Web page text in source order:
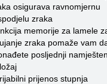
osigurava ravnomjernu
zraka
memorije za lamele
zraka pomaže vam
posljednji
prijenos stupnja